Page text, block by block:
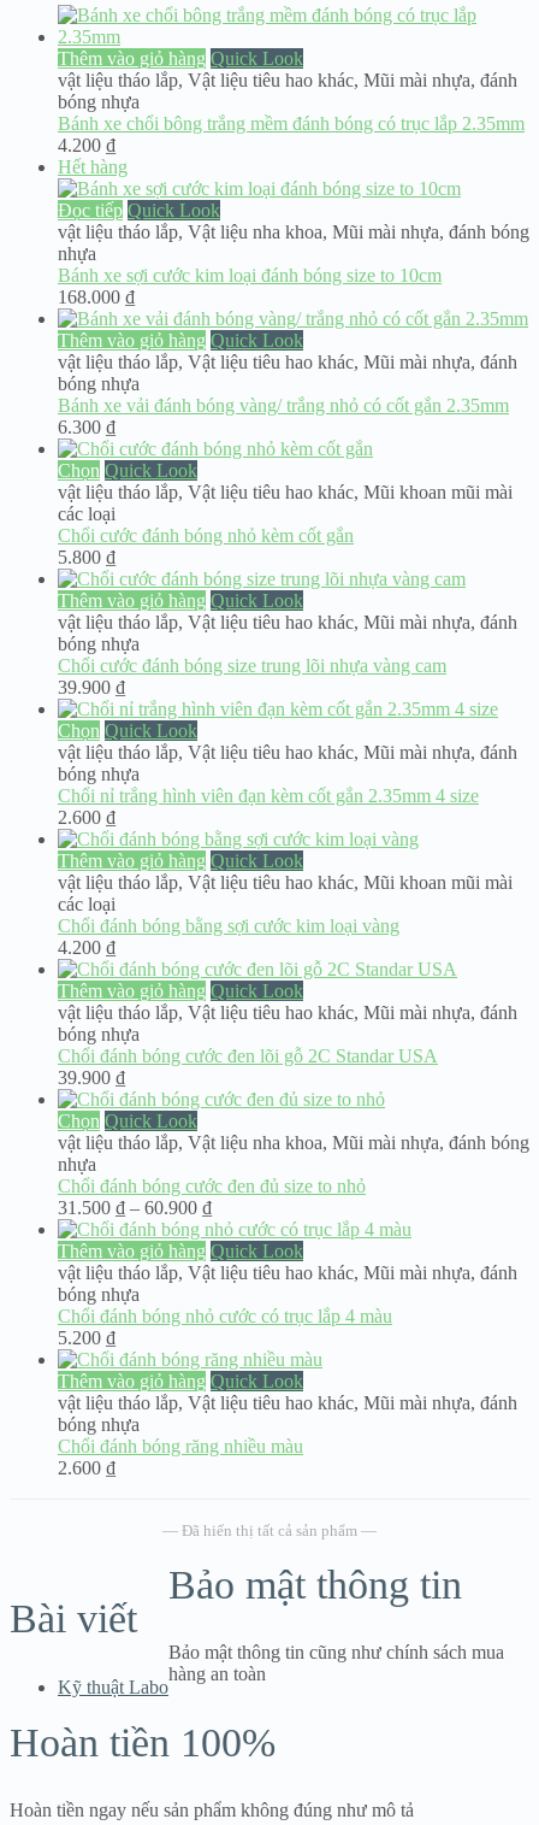
Thêm vào giỏ hàng Quick Look
vật liệu tháo lắp, Vật liệu tiêu hao khác, Mũi mài nhựa, đánh
bóng nhựa
Bánh xe chổi bông trắng mềm đánh bóng có trục lắp 2.35mm
4.200 ₫
Hết hàng
Đọc tiếp Quick Look
vật liệu tháo lắp, Vật liệu nha khoa, Mũi mài nhựa, đánh bóng
nhựa
Bánh xe sợi cước kim loại đánh bóng size to 10cm
168.000 ₫
Thêm vào giỏ hàng Quick Look
vật liệu tháo lắp, Vật liệu tiêu hao khác, Mũi mài nhựa, đánh
bóng nhựa
Bánh xe vải đánh bóng vàng/ trắng nhỏ có cốt gắn 2.35mm
6.300 ₫
Chọn Quick Look
vật liệu tháo lắp, Vật liệu tiêu hao khác, Mũi khoan mũi mài
các loại
Chổi cước đánh bóng nhỏ kèm cốt gắn
5.800 ₫
Thêm vào giỏ hàng Quick Look
vật liệu tháo lắp, Vật liệu tiêu hao khác, Mũi mài nhựa, đánh
bóng nhựa
Chổi cước đánh bóng size trung lõi nhựa vàng cam
39.900 ₫
Chọn Quick Look
vật liệu tháo lắp, Vật liệu tiêu hao khác, Mũi mài nhựa, đánh
bóng nhựa
Chổi nỉ trắng hình viên đạn kèm cốt gắn 2.35mm 4 size
2.600 ₫
Thêm vào giỏ hàng Quick Look
vật liệu tháo lắp, Vật liệu tiêu hao khác, Mũi khoan mũi mài
các loại
Chổi đánh bóng bằng sợi cước kim loại vàng
4.200 ₫
Thêm vào giỏ hàng Quick Look
vật liệu tháo lắp, Vật liệu tiêu hao khác, Mũi mài nhựa, đánh
bóng nhựa
Chổi đánh bóng cước đen lõi gỗ 2C Standar USA
39.900 ₫
Chọn Quick Look
vật liệu tháo lắp, Vật liệu nha khoa, Mũi mài nhựa, đánh bóng
nhựa
Chổi đánh bóng cước đen đủ size to nhỏ
31.500 ₫ – 60.900 ₫Khoảng
giá:
từ
31.500 ₫
60.900 ₫
Thêm vào giỏ hàng Quick Look
vật liệu tháo lắp, Vật liệu tiêu hao khác, Mũi mài nhựa, đánh
bóng nhựa
Chổi đánh bóng nhỏ cước có trục lắp 4 màu
5.200 ₫
Thêm vào giỏ hàng Quick Look
vật liệu tháo lắp, Vật liệu tiêu hao khác, Mũi mài nhựa, đánh
bóng nhựa
Chổi đánh bóng răng nhiều màu
2.600 ₫
— Đã hiển thị tất cả sản phẩm —
Bài viết
Kỹ thuật Labo
Bảo mật thông tin
Bảo mật thông tin cũng như chính sách mua
hàng an toàn
Hoàn tiền 100%
Hoàn tiền ngay nếu sản phẩm không đúng như mô tả